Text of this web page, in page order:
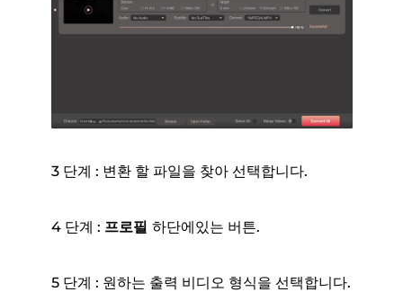
3 단계 : 변환 할 파일을 찾아 선택합니다.
4 단계 : 프로필 하단에있는 버튼.
5 단계 : 원하는 출력 비디오 형식을 선택합니다.